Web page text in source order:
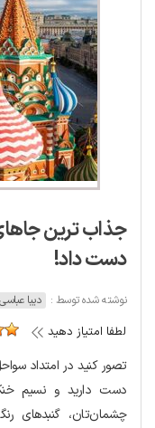
جذاب ترین
دست داد!
نوشته شده توسط : دیبا عباسی
لطفا امتیاز دهید
تصور کنید در امتداد
دست دارید و نسیم
چشمان‌تان، گنبدهای